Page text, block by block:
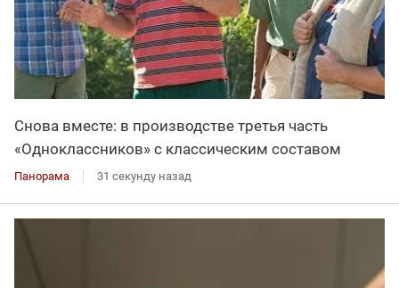
Снова вместе: в производстве третья часть
«Одноклассников» с классическим составом
Панорама 31 секунду назад